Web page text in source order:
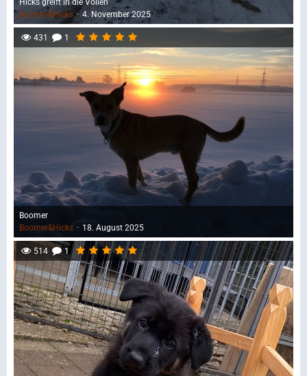
Hicks greift in die Vollen
Boomer&Hicks
4. November 2025
431 1
Boomer
Boomer&Hicks
18. August 2025
514 1